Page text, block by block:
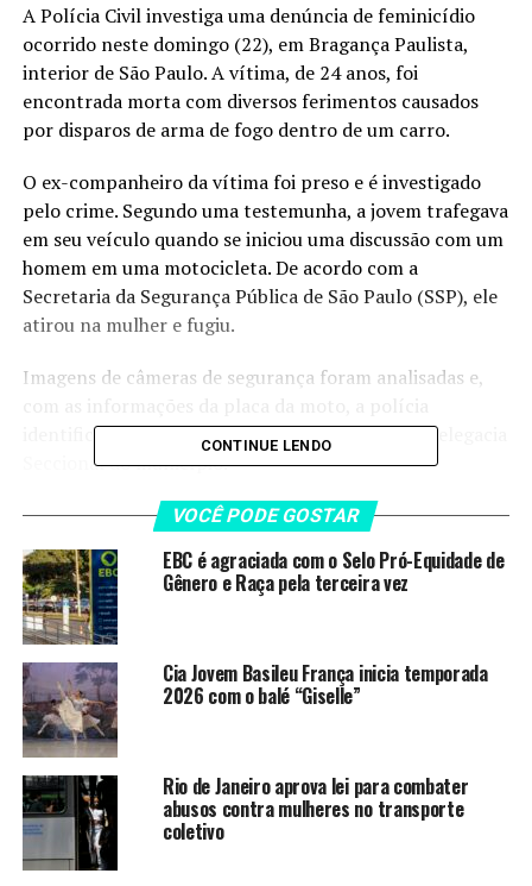
A Polícia Civil investiga uma denúncia de feminicídio
ocorrido neste domingo (22), em Bragança Paulista,
interior de São Paulo. A vítima, de 24 anos, foi
encontrada morta com diversos ferimentos causados
por disparos de arma de fogo dentro de um carro.
O ex-companheiro da vítima foi preso e é investigado
pelo crime. Segundo uma testemunha, a jovem trafegava
em seu veículo quando se iniciou uma discussão com um
homem em uma motocicleta. De acordo com a
Secretaria da Segurança Pública de São Paulo (SSP), ele
atirou na mulher e fugiu.
Imagens de câmeras de segurança foram analisadas e,
identificou o suspeito. O caso foi registrado na Delegacia
Seccional do município.
>> Siga o canal dano WhatsApp
Recorde de feminicídios
LEIA TAMBÉM
EBC é agraciada com o Selo Pró-
Rio de Janeiro aprova lei para
combater abusos contra mulheres
no transporte coletivo
CONTINUE LENDO
VOCÊ PODE GOSTAR
EBC é agraciada com o Selo Pró-Equidade de
Gênero e Raça pela terceira vez
Cia Jovem Basileu França inicia temporada
2026 com o balé “Giselle”
Rio de Janeiro aprova lei para combater
abusos contra mulheres no transporte
coletivo